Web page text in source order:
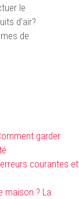
le
d’air?
de
garder
courantes et
maison ? La